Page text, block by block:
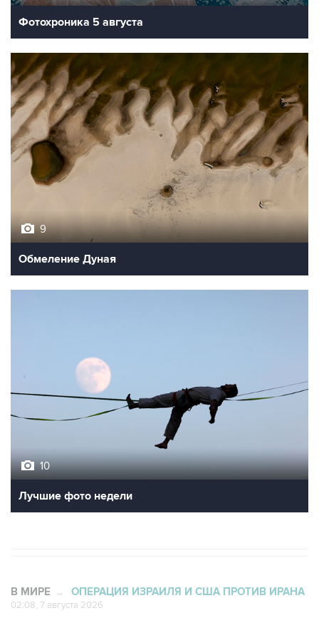
Фотохроника 5 августа
9
Обмеление Дуная
10
Лучшие фото недели
В МИРЕ → ОПЕРАЦИЯ ИЗРАИЛЯ И США ПРОТИВ ИРАНА
02:08, 7 августа 2026